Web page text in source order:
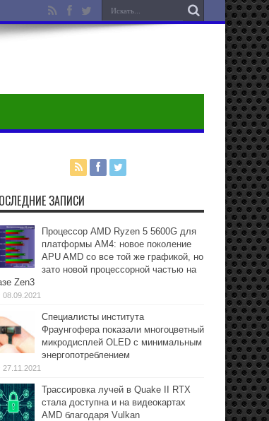
ЗАПИСИ
Процессор AMD Ryzen 5 5600G для
платформы АМ4: новое поколение
APU AMD со все той же графикой, но
зато новой процессорной частью на
Zen3
08.09.2021
Специалисты института
Фраунгофера показали многоцветный
микродисплей OLED с минимальным
энергопотреблением
27.11.2021
Трассировка лучей в Quake II RTX
стала доступна и на видеокартах
AMD благодаря Vulkan